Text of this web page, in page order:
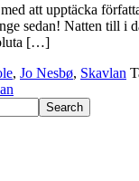
att upptäcka
sedan! Natten till i
[…]
, Jo Nesbø, Skavlan